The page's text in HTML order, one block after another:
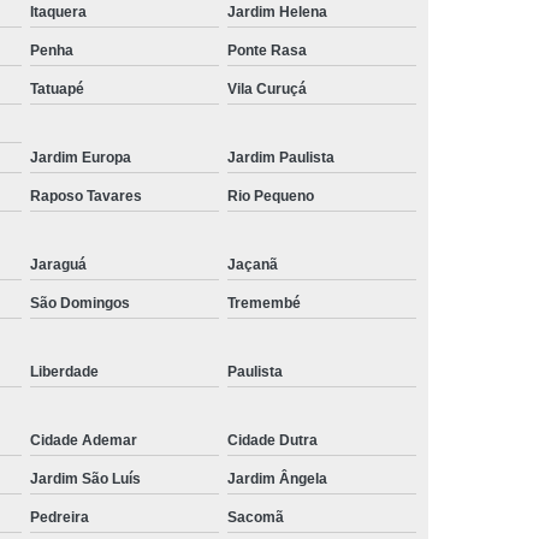
Tela de Celular
Reparo em Celular
Troca de Tela
Troca de Tela Celular
Tela de Celular
Troca de Tela do Celular
de Tela em SP
Troca de Tela Iphone
Samsung
Troca de Tela Xiaomi
Itaquera Jardim Helena
Penha Ponte Rasa
Tatuapé Vila Curuçá
Jardim Europa Jardim Paulista
Raposo Tavares Rio Pequeno
Jaraguá Jaçanã
São Domingos Tremembé
Liberdade Paulista
Cidade Ademar Cidade Dutra
Jardim São Luís Jardim Ângela
Pedreira Sacomã